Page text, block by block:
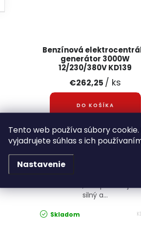
Tento web používa súbory
vyjadrujete súhlas s ich
Nastavenie
Benzínová
generátor 3000W
12/230/380V KD139
KRAFT&DELE + olej
€262,25 / ks
DO KOŠÍKA
Benzínová elektrocentrála
generátor 3000W 12/230/
KD139 KRAFT&DELE je ideálny
použitie na stavenisku, v
silný a...
Skladom